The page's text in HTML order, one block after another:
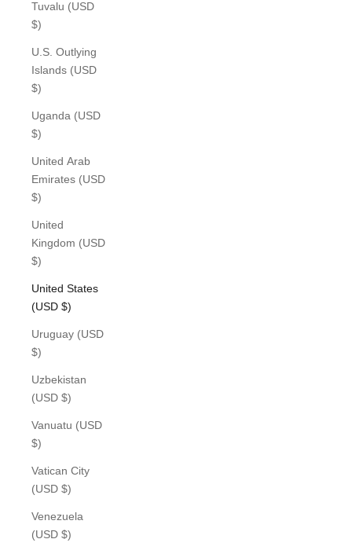
Tuvalu (USD
$)
U.S. Outlying
Islands (USD
$)
Uganda (USD
$)
United Arab
Emirates (USD
$)
United
Kingdom (USD
$)
United States
(USD $)
Uruguay (USD
$)
Uzbekistan
(USD $)
Vanuatu (USD
$)
Vatican City
(USD $)
Venezuela
(USD $)